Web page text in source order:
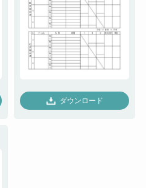
ダウンロード